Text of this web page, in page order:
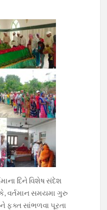
દિને વિશેષ સંદેશ
વર્તમાન સમયમા ગુરુ
સાંભળવા પૂરતા